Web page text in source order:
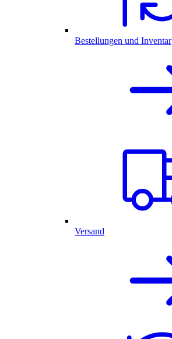
Bestellungen und Inventar
Versand